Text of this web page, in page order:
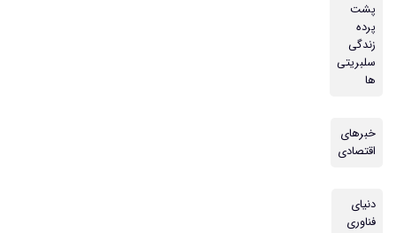
پشت
پرده
زندگی
سلبریتی
ها
خبرهای
اقتصادی
دنیای
فناوری